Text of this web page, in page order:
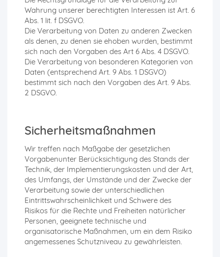
Wahrung unserer berechtigten Interessen ist Art. 6
Abs. 1 lit. f DSGVO.
Die Verarbeitung von Daten zu anderen Zwecken
als denen, zu denen sie ehoben wurden, bestimmt
sich nach den Vorgaben des Art 6 Abs. 4 DSGVO.
Die Verarbeitung von besonderen Kategorien von
Daten (entsprechend Art. 9 Abs. 1 DSGVO)
bestimmt sich nach den Vorgaben des Art. 9 Abs.
2 DSGVO.
Sicherheitsmaßnahmen
Wir treffen nach Maßgabe der gesetzlichen
Vorgabenunter Berücksichtigung des Stands der
Technik, der Implementierungskosten und der Art,
des Umfangs, der Umstände und der Zwecke der
Verarbeitung sowie der unterschiedlichen
Eintrittswahrscheinlichkeit und Schwere des
Risikos für die Rechte und Freiheiten natürlicher
Personen, geeignete technische und
organisatorische Maßnahmen, um ein dem Risiko
angemessenes Schutzniveau zu gewährleisten.